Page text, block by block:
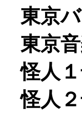
東京
東京
怪人
怪人